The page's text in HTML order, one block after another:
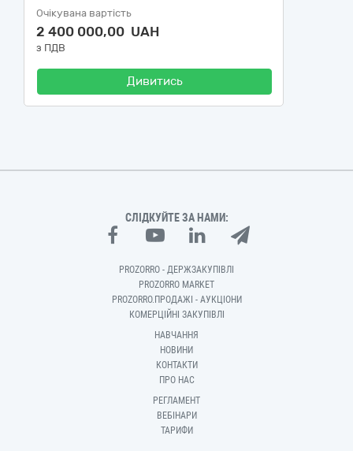
Очікувана вартість
2 400 000,00 UAH
з ПДВ
Дивитись
СЛІДКУЙТЕ ЗА НАМИ:
PROZORRO - ДЕРЖЗАКУПІВЛІ
PROZORRO MARKET
PROZORRO.ПРОДАЖІ - АУКЦІОНИ
КОМЕРЦІЙНІ ЗАКУПІВЛІ
НАВЧАННЯ
НОВИНИ
КОНТАКТИ
ПРО НАС
РЕГЛАМЕНТ
ВЕБІНАРИ
ТАРИФИ